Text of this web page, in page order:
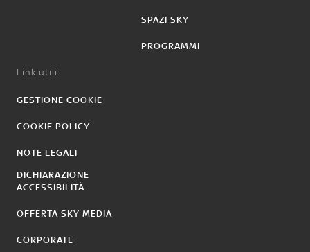
SPAZI SKY
PROGRAMMI
Link utili:
GESTIONE COOKIE
COOKIE POLICY
NOTE LEGALI
DICHIARAZIONE
ACCESSIBILITÀ
OFFERTA SKY MEDIA
CORPORATE